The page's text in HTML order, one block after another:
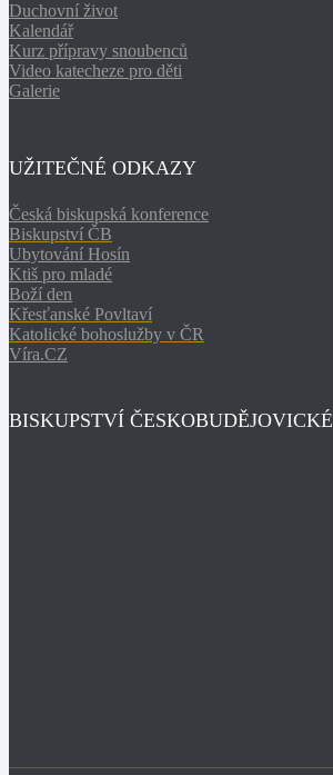
Duchovní život
Kalendář
Kurz přípravy snoubenců
Video katecheze pro děti
Galerie
UŽITEČNÉ ODKAZY
Česká biskupská konference
Biskupství ČB
Ubytování Hosín
Ktiš pro mladé
Boží den
Křesťanské Povltaví
Katolické bohoslužby v ČR
Víra.CZ
BISKUPSTVÍ ČESKOBUDĚJOVICKÉ